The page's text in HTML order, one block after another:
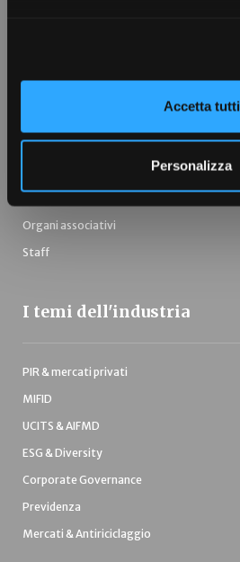
Accetta tutti
Personalizza
Diversity
Organi associativi
Staff
I temi dell'industria
PIR & mercati privati
MIFID
UCITS & AIFMD
ESG & Diversity
Corporate Governance
Previdenza
Mercati & Antiriciclaggio